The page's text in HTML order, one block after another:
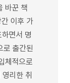
바꾼 책
이후 가
면서 명
출간된
체적으로
리한 취